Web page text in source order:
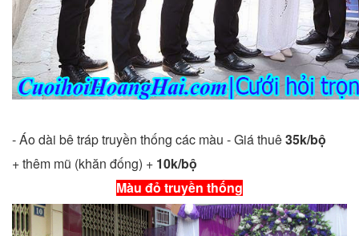
- Áo dài bê tráp truyền thống các màu - Giá thuê35k/bộ
+ thêm mũ (khăn đống) + 10k/bộ
Màu đỏ truyền thống